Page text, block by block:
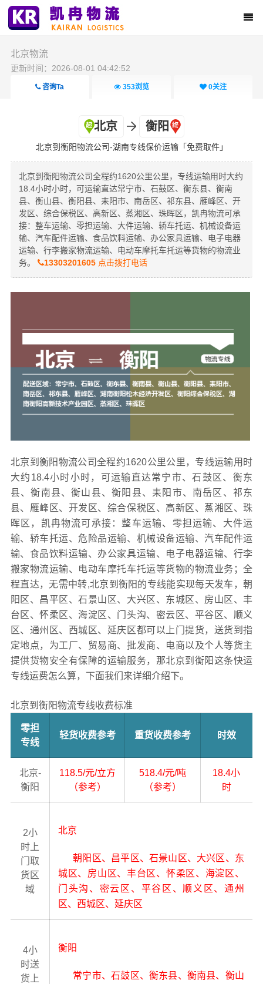
北京物流
更新时间：2026-08-01 04:42:52
咨询Ta 353浏览 0关注
北京 衡阳
北京到衡阳物流公司-湖南专线保价运输「免费取件」
北京到衡阳物流公司全程约1620公里公里，专线运输用时大约
18.4小时小时，可运输直达常宁市、石鼓区、衡东县、衡南
县、衡山县、衡阳县、耒阳市、南岳区、祁东县、雁峰区、开
发区、综合保税区、高新区、蒸湘区、珠晖区，凯冉物流可承
接：整车运输、零担运输、大件运输、轿车托运、机械设备运
输、汽车配件运输、食品饮料运输、办公家具运输、电子电器
运输、行李搬家物流运输、电动车摩托车托运等货物的物流业
务。
13303201605点击拨打电话
北京到衡阳物流公司全程约1620公里公里，专线运输用时
大约18.4小时小时，可运输直达常宁市、石鼓区、衡东
县、衡南县、衡山县、衡阳县、耒阳市、南岳区、祁东
县、雁峰区、开发区、综合保税区、高新区、蒸湘区、珠
晖区，凯冉物流可承接：整车运输、零担运输、大件运
输、轿车托运、危险品运输、机械设备运输、汽车配件运
输、食品饮料运输、办公家具运输、电子电器运输、行李
搬家物流运输、电动车摩托车托运等货物的物流业务；全
程直达，无需中转,北京到衡阳的专线能实现每天发车，朝
阳区、昌平区、石景山区、大兴区、东城区、房山区、丰
台区、怀柔区、海淀区、门头沟、密云区、平谷区、顺义
区、通州区、西城区、延庆区都可以上门提货，送货到指
定地点，为工厂、贸易商、批发商、电商以及个人等货主
提供货物安全有保障的运输服务，那北京到衡阳这条快运
专线运费怎么算，下面我们来详细介绍下。
北京到衡阳物流专线收费标准
零担
专线
轻货收费参考 重货收费参考 时效
北京-
衡阳
118.5/元/立方
（参考）
518.4/元/吨
（参考）
18.4小
时
2小
时上
门取
货区
域
北京
朝阳区、昌平区、石景山区、大兴区、东
城区、房山区、丰台区、怀柔区、海淀区、
门头沟、密云区、平谷区、顺义区、通州
区、西城区、延庆区
4小
时送
货上
衡阳
常宁市、石鼓区、衡东县、衡南县、衡山